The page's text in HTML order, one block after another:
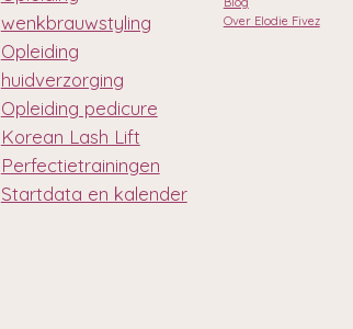
Over Elodie Fivez
wenkbrauwstyling
Opleiding
huidverzorging
Opleiding pedicure
Korean Lash Lift
Perfectietrainingen
Startdata en kalender